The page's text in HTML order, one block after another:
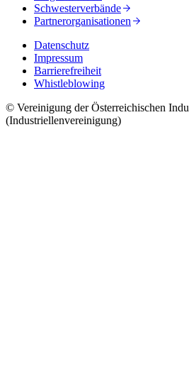
Schwesterverbände
Partnerorganisationen
Datenschutz
Impressum
Barrierefreiheit
Whistleblowing
© Vereinigung der Österreichischen
(Industriellenvereinigung)